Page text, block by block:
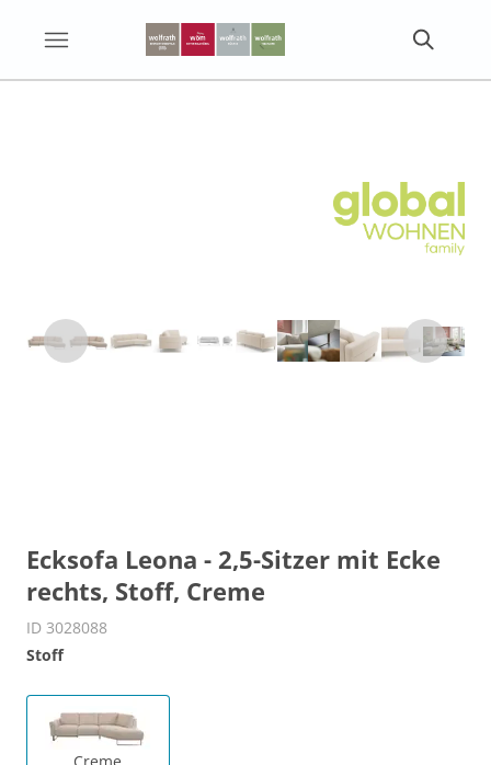
Ecksofa Leona - 2,5-Sitzer mit Ecke
rechts, Stoff, Creme
ID 3028088
Stoff